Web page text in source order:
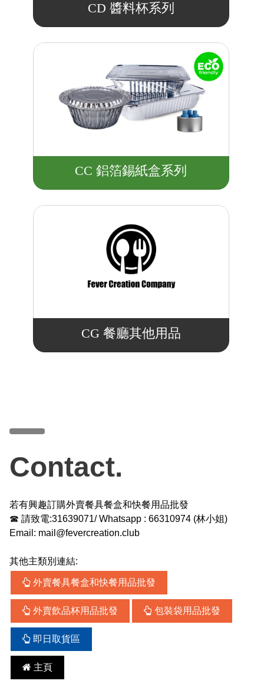
CD 醬料杯系列
CC 鋁箔錫紙盒系列
CG 餐廳其他用品
Contact.
若有興趣訂購外賣餐具餐盒和快餐用品批發
☎ 請致電:31639071/ Whatsapp : 66310974 (林小姐)
Email: mail@fevercreation.club
其他主類別連結:
外賣餐具餐盒和快餐用品批發
外賣飲品杯用品批發 包裝袋用品批發
即日取貨區
主頁